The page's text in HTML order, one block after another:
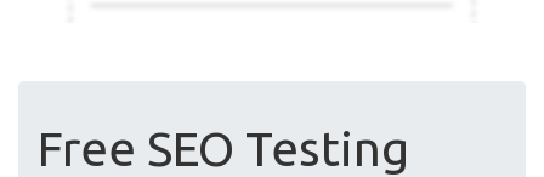
Free SEO Testing